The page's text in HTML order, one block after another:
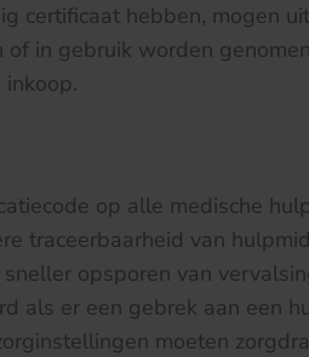
certificaat hebben, mogen
in gebruik worden
op alle medische
traceerbaarheid van
opsporen van
als er een gebrek aan een
moeten